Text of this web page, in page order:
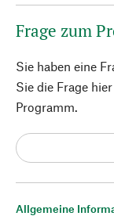
Allgemeine
Frage zum
Sie haben eine
Sie die Frage
Programm.